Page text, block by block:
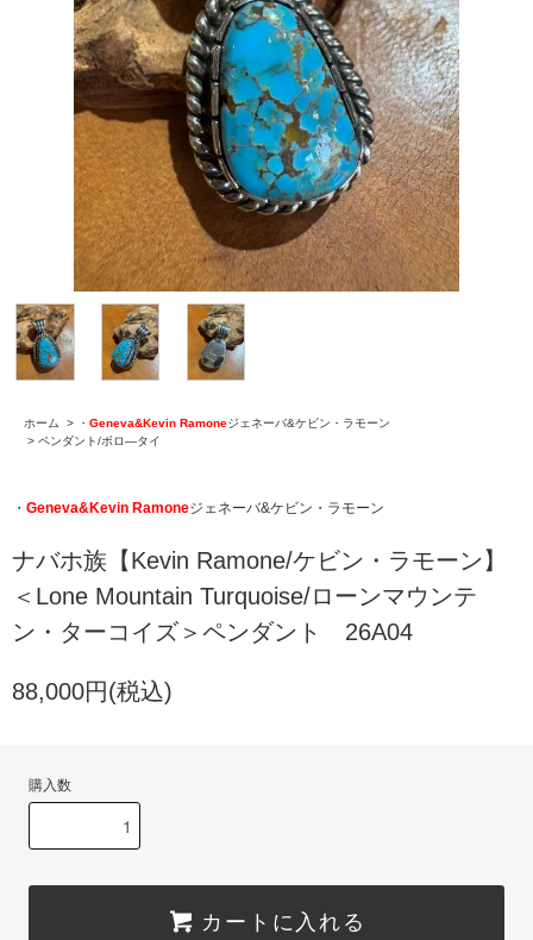
ホーム > ・ Geneva&Kevin Ramoneジェネーバ&ケビン・ラモーン
> ペンダント/ボロ―タイ
・ Geneva&Kevin Ramoneジェネーバ&ケビン・ラモーン
ナバホ族【Kevin Ramone/ケビン・ラモーン】
＜Lone Mountain Turquoise/ローンマウンテ
ン・ターコイズ＞ペンダント 26A04
88,000円(税込)
購入数
カートに入れる